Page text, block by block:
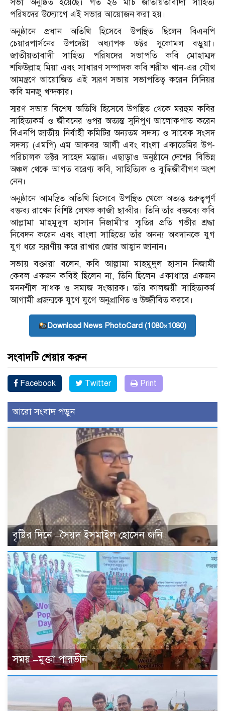
সভা অনুষ্ঠিত হয়েছে। গত ২৬ মার্চ জাতীয়তাবাদী সাহিত্য
পরিষদের উদ্যোগে এই সভার আয়োজন করা হয়।
অনুষ্ঠানে প্রধান অতিথি হিসেবে উপস্থিত ছিলেন বিএনপি
চেয়ারপার্সনের উপদেষ্টা অধ্যাপক ডক্টর সুকোমল বড়ুয়া।
জাতীয়তাবাদী সাহিত্য পরিষদের সভাপতি কবি মোহাম্মদ
শফিউল্লাহ মিয়া এবং সাধারণ সম্পাদক কবি শরীফ খান-এর যৌথ
আমন্ত্রণে আয়োজিত এই স্মরণ সভায় সভাপতিত্ব করেন সিনিয়র
কবি মনজু খন্দকার।
স্মরণ সভায় বিশেষ অতিথি হিসেবে উপস্থিত থেকে মরহুম কবির
সাহিত্যকর্ম ও জীবনের ওপর অত্যন্ত সুনিপুণ আলোকপাত করেন
বিএনপি জাতীয় নির্বাহী কমিটির অন্যতম সদস্য ও সাবেক সংসদ
সদস্য (এমপি) এম আকবর আলী এবং বাংলা একাডেমির উপ-
পরিচালক ডক্টর সাহেদ মন্তাজ। এছাড়াও অনুষ্ঠানে দেশের বিভিন্ন
অঞ্চল থেকে আগত বরেণ্য কবি, সাহিত্যিক ও বুদ্ধিজীবীগণ অংশ
নেন।
অনুষ্ঠানে আমন্ত্রিত অতিথি হিসেবে উপস্থিত থেকে অত্যন্ত গুরুত্বপূর্ণ
বক্তব্য রাখেন বিশিষ্ট লেখক কাজী ছাব্বীর। তিনি তাঁর বক্তব্যে কবি
আল্লামা মাহমুদুল হাসান নিজামী’র স্মৃতির প্রতি গভীর শ্রদ্ধা
নিবেদন করেন এবং বাংলা সাহিত্যে তাঁর অনন্য অবদানকে যুগ
যুগ ধরে স্মরণীয় করে রাখার জোর আহ্বান জানান।
সভায় বক্তারা বলেন, কবি আল্লামা মাহমুদুল হাসান নিজামী
কেবল একজন কবিই ছিলেন না, তিনি ছিলেন একাধারে একজন
মননশীল সাধক ও সমাজ সংস্কারক। তাঁর কালজয়ী সাহিত্যকর্ম
আগামী প্রজন্মকে যুগে যুগে অনুপ্রাণিত ও উজ্জীবিত করবে।
Download News PhotoCard (1080×1080)
সংবাদটি শেয়ার করুন
Facebook Twitter Print
আরো সংবাদ পড়ুন
বৃষ্টির দিনে –সৈয়দ ইসমাইল হোসেন জনি
সময় –মুক্তা পারভীন